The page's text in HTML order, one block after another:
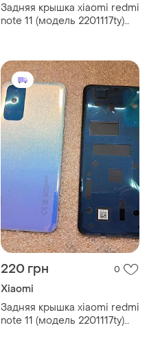
Задняя крышка xiaomi redmi
note 11 (модель 2201117ty)
220 грн 0
Xiaomi
Задняя крышка xiaomi redmi
note 11 (модель 2201117ty)